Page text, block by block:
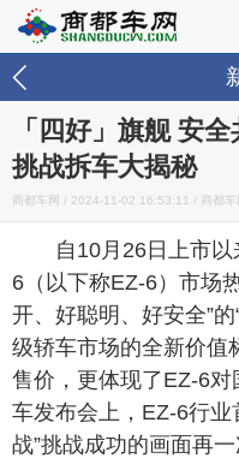
「四好」旗舰 安
挑战拆车大揭秘
商都车网 / 2024-11-02 16:53:11 / 商都车
自10月26日上市
6（以下称EZ-6）市场
开、好聪明、好安全”
级轿车市场的全新价值
售价，更体现了EZ-6
车发布会上，EZ-6行业
战”挑战成功的画面再